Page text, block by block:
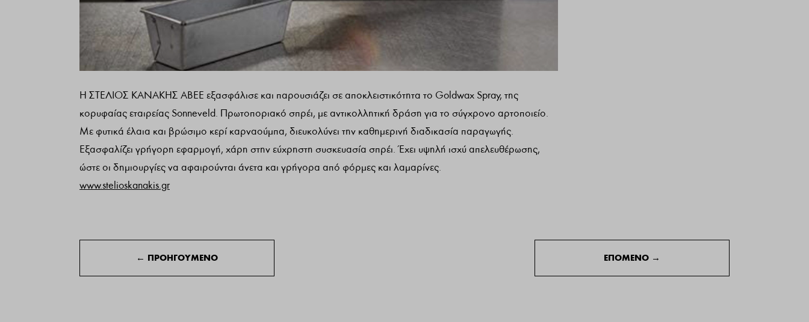
Η ΣΤΕΛΙΟΣ ΚΑΝΑΚΗΣ ΑΒΕΕ εξασφάλισε και παρουσιάζει σε αποκλειστικότητα το Goldwax Spray, της
κορυφαίας εταιρείας Sonneveld. Πρωτοποριακό σπρέι, με αντικολλητική δράση για το σύγχρονο αρτοποιείο.
Με φυτικά έλαια και βρώσιμο κερί καρναούμπα, διευκολύνει την καθημερινή διαδικασία παραγωγής.
Εξασφαλίζει γρήγορη εφαρμογή, χάρη στην εύχρηστη συσκευασία σπρέι. Έχει υψηλή ισχύ απελευθέρωσης,
ώστε οι δημιουργίες να αφαιρούνται άνετα και γρήγορα από φόρμες και λαμαρίνες.
www.stelioskanakis.gr
← ΠΡΟΗΓΟΥΜΕΝΟ ΕΠΟΜΕΝΟ →